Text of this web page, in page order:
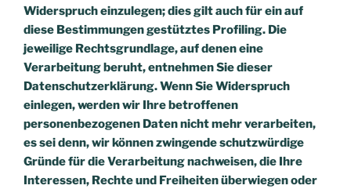
Widerspruch einzulegen; dies gilt auch für ein auf
diese Bestimmungen gestütztes Profiling. Die
jeweilige Rechtsgrundlage, auf denen eine
Verarbeitung beruht, entnehmen Sie dieser
Datenschutzerklärung. Wenn Sie Widerspruch
einlegen, werden wir Ihre betroffenen
personenbezogenen Daten nicht mehr verarbeiten,
es sei denn, wir können zwingende schutzwürdige
Gründe für die Verarbeitung nachweisen, die Ihre
Interessen, Rechte und Freiheiten überwiegen oder